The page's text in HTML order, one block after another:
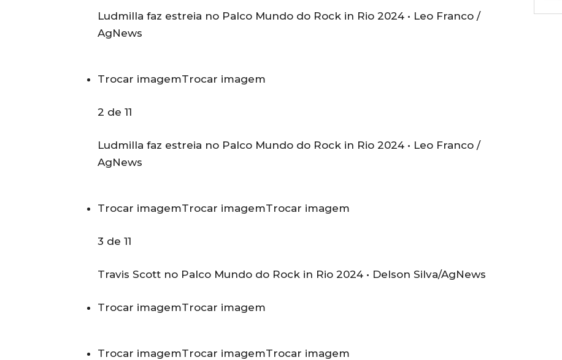
Ludmilla faz estreia no Palco Mundo do Rock in Rio 2024 • Leo Franco /
AgNews
Trocar imagemTrocar imagem
2 de 11
Ludmilla faz estreia no Palco Mundo do Rock in Rio 2024 • Leo Franco /
AgNews
Trocar imagemTrocar imagemTrocar imagem
3 de 11
Travis Scott no Palco Mundo do Rock in Rio 2024 • Delson Silva/AgNews
Trocar imagemTrocar imagem
Trocar imagemTrocar imagemTrocar imagem